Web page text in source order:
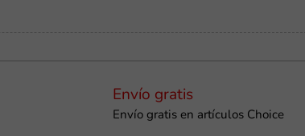
Envío gratis
Envío gratis en artículos Choice